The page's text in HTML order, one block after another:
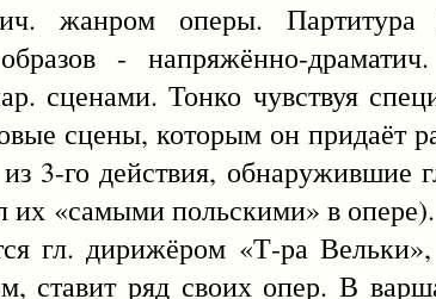
жанром оперы.
образов - напряжённо-
сценами. Тонко чувствуя
сцены, которым он придаёт
3-го действия,
их «самыми польскими» в
гл. дирижёром «Т-ра
ставит ряд своих опер. В